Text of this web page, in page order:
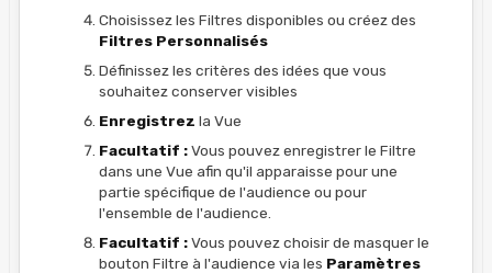
Choisissez les Filtres disponibles ou créez des
Filtres Personnalisés
Définissez les critères des idées que vous
souhaitez conserver visibles
Enregistrez la Vue
Facultatif :Vous pouvez enregistrer le Filtre
dans une Vue afin qu'il apparaisse pour une
partie spécifique de l'audience ou pour
l'ensemble de l'audience.
Facultatif :Vous pouvez choisir de masquer le
bouton Filtre à l'audience via les Paramètres